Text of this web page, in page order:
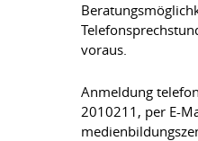
voraus.
Anmeldung
2010211, per E-